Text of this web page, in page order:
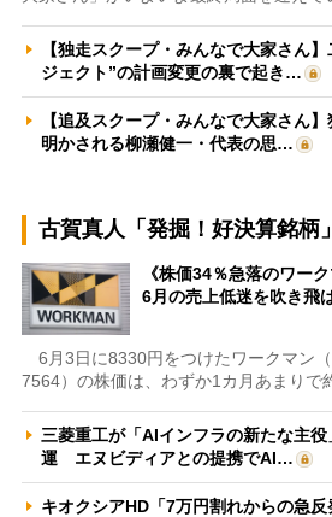
【独走スクープ・みんなで大家さん
ジェクト”の計画変更の裏で起き…
【追及スクープ・みんなで大家さん
明かされる柳瀬健一・代表の思…
古賀真人「発掘！好決算銘柄」
《株価34％急落のワー
6月の売上低迷を吹き飛
6月3日に8330円をつけたワークマン（
7564）の株価は、わずか1カ月あまりで
三菱重工が「AIインフラの新たな主
運 エヌビディアとの提携でAI…
キオクシアHD「7万円割れからの急